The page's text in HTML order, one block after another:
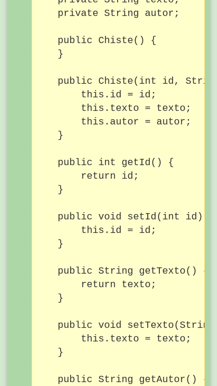
    private String autor;
    public Chiste() {
    }
public Chiste(int id,
        this.id = id;
        this.texto = texto;
        this.autor = autor;
    }
    public int getId() {
        return id;
    }
    public void setId(int id) {
        this.id = id;
    }
    public String getTexto() {
        return texto;
    }
public void
        this.texto = texto;
    }
    public String getAutor() {